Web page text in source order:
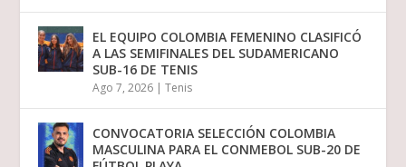
EL EQUIPO COLOMBIA FEMENINO CLASIFICÓ
A LAS SEMIFINALES DEL SUDAMERICANO
SUB-16 DE TENIS
Ago 7, 2026 |Tenis
CONVOCATORIA SELECCIÓN COLOMBIA
MASCULINA PARA EL CONMEBOL SUB-20 DE